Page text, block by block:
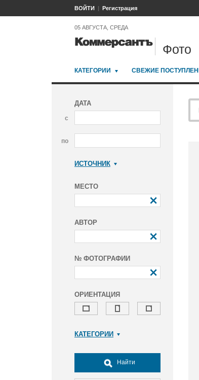
ВОЙТИ Регистрация
05 АВГУСТА, СРЕДА
Фото
КАТЕГОРИИ СВЕЖИЕ
ДАТА
с
по
ИСТОЧНИК
МЕСТО
АВТОР
№ ФОТОГРАФИИ
ОРИЕНТАЦИЯ
КАТЕГОРИИ
Досуг, туризм и отдых
Культура
Найти